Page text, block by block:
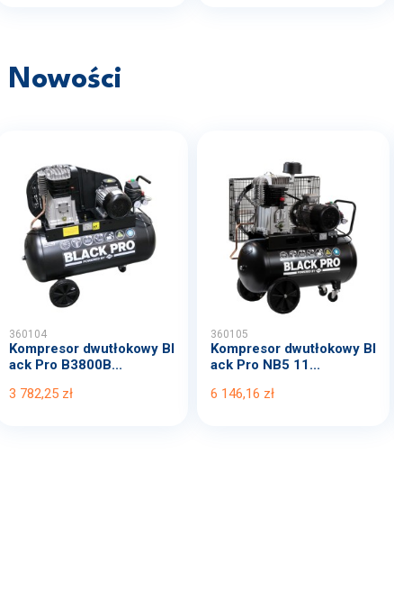
Nowości
360104
Kompresor dwutłokowy Bl
ack Pro B3800B...
3 782,25 zł
360105
Kompresor dwutłokowy Bl
ack Pro NB5 11...
6 146,16 zł